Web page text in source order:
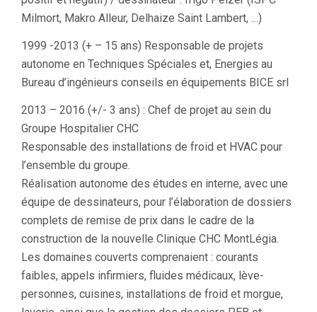
Milmort, Makro Alleur, Delhaize Saint Lambert, …)
1999 -2013 (+ – 15 ans) Responsable de projets
autonome en Techniques Spéciales et, Energies au
Bureau d’ingénieurs conseils en équipements BICE srl
2013 – 2016 (+/- 3 ans) : Chef de projet au sein du
Groupe Hospitalier CHC
Responsable des installations de froid et HVAC pour
l’ensemble du groupe.
Réalisation autonome des études en interne, avec une
équipe de dessinateurs, pour l’élaboration de dossiers
complets de remise de prix dans le cadre de la
construction de la nouvelle Clinique CHC MontLégia.
Les domaines couverts comprenaient : courants
faibles, appels infirmiers, fluides médicaux, lève-
personnes, cuisines, installations de froid et morgue,